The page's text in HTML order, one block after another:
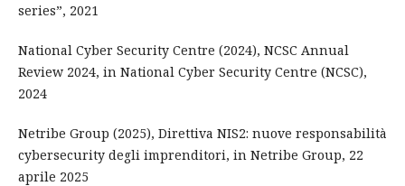
series”, 2021
National Cyber Security Centre (2024), NCSC Annual
Review 2024, in National Cyber Security Centre (NCSC),
2024
Netribe Group (2025), Direttiva NIS2: nuove responsabilità
cybersecurity degli imprenditori, in Netribe Group, 22
aprile 2025